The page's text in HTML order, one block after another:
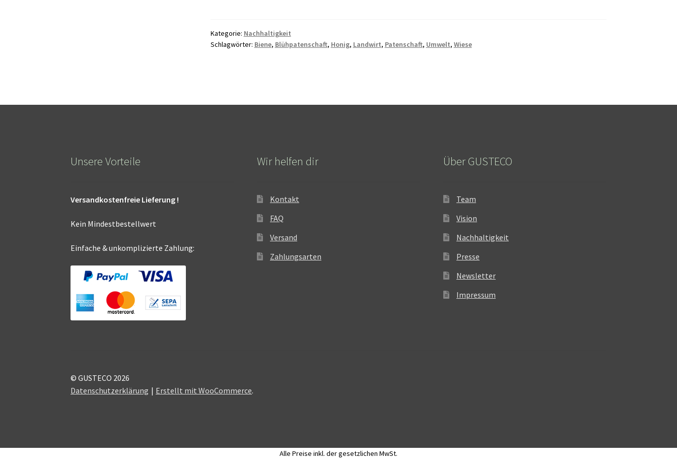
Kategorie: Nachhaltigkeit
Schlagwörter: Biene, Blühpatenschaft, Honig, Landwirt, Patenschaft, Umwelt, Wiese
Unsere Vorteile
Versandkostenfreie Lieferung !
Kein Mindestbestellwert
Einfache & unkomplizierte Zahlung:
Wir helfen dir
Kontakt
FAQ
Versand
Zahlungsarten
Über GUSTECO
Team
Vision
Nachhaltigkeit
Presse
Newsletter
Impressum
© GUSTECO 2026
Datenschutzerklärung
Erstellt mit WooCommerce.
Alle Preise inkl. der gesetzlichen MwSt.